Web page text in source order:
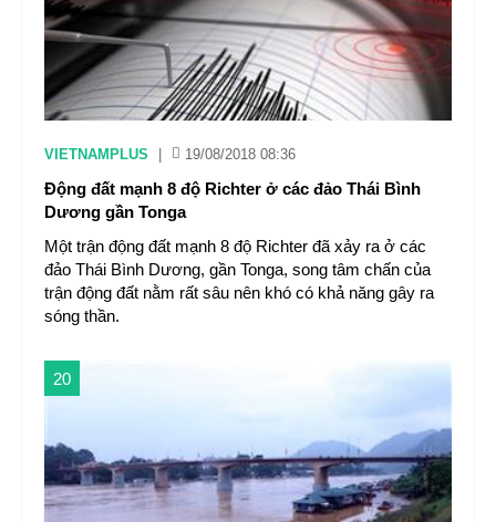
VIETNAMPLUS 19/08/2018 08:36
Động đất mạnh 8 độ Richter ở các đảo Thái Bình
Dương gần Tonga
Một trận động đất mạnh 8 độ Richter đã xảy ra ở các
đảo Thái Bình Dương, gần Tonga, song tâm chấn của
trận động đất nằm rất sâu nên khó có khả năng gây ra
sóng thần.
20